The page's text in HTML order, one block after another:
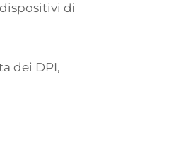
di
dei DPI,